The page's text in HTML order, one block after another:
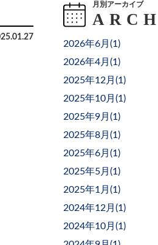
.01.27
月別アーカイブ
2026年6月(1 )
2026年4月(1 )
2025年12月(1 )
2025年10月(1 )
2025年9月(1 )
2025年8月(1 )
2025年6月(1 )
2025年5月(1 )
2025年1月(1 )
2024年12月(1 )
2024年10月(1 )